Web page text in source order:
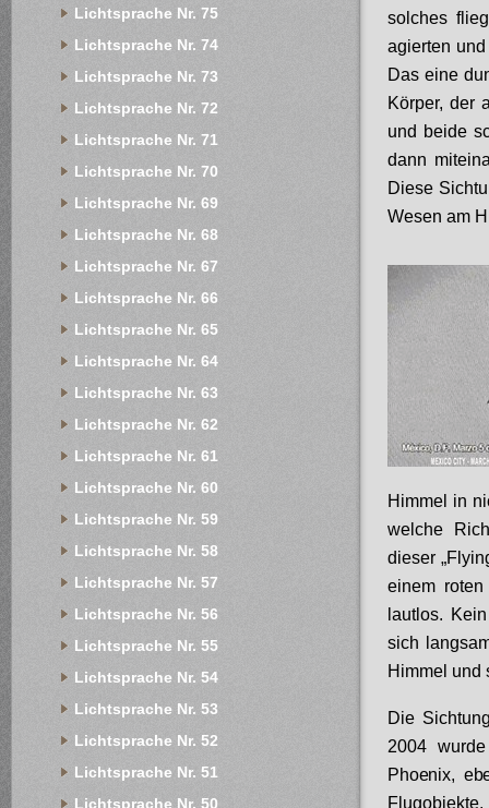
solches
agierten
Das eine
Körper, der
und beide
dann
Diese
Wesen am
Himmel in
welche
dieser
einem
lautlos.
sich
Himmel und
Die
2004
Phoenix,
Lichtsprache Nr. 75
Lichtsprache Nr. 74
Lichtsprache Nr. 73
Lichtsprache Nr. 72
Lichtsprache Nr. 71
Lichtsprache Nr. 70
Lichtsprache Nr. 69
Lichtsprache Nr. 68
Lichtsprache Nr. 67
Lichtsprache Nr. 66
Lichtsprache Nr. 65
Lichtsprache Nr. 64
Lichtsprache Nr. 63
Lichtsprache Nr. 62
Lichtsprache Nr. 61
Lichtsprache Nr. 60
Lichtsprache Nr. 59
Lichtsprache Nr. 58
Lichtsprache Nr. 57
Lichtsprache Nr. 56
Lichtsprache Nr. 55
Lichtsprache Nr. 54
Lichtsprache Nr. 53
Lichtsprache Nr. 52
Lichtsprache Nr. 51
Lichtsprache Nr. 50